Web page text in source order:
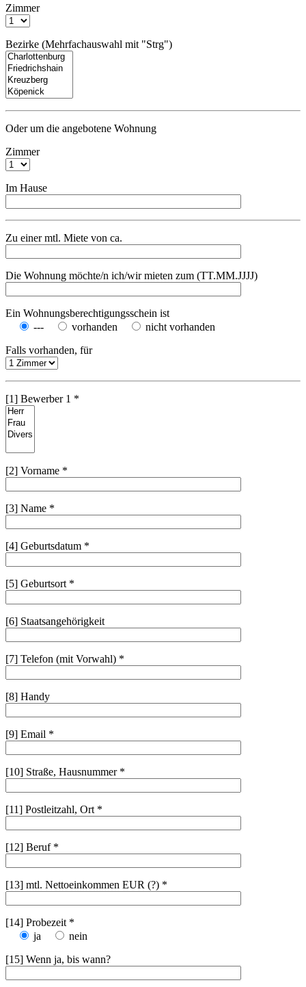
Zimmer
Bezirke (Mehrfachauswahl mit "Strg")
Oder um die angebotene Wohnung
Zimmer
Im Hause
Zu einer mtl. Miete von ca.
Die Wohnung möchte/n ich/wir mieten zum (TT.MM.JJJJ)
Ein Wohnungsberechtigungsschein ist
---
vorhanden
nicht vorhanden
Falls vorhanden, für
[1] Bewerber 1 *
[2] Vorname *
[3] Name *
[4] Geburtsdatum *
[5] Geburtsort *
[6] Staatsangehörigkeit
[7] Telefon (mit Vorwahl) *
[8] Handy
[9] Email *
[10] Straße, Hausnummer *
[11] Postleitzahl, Ort *
[12] Beruf *
[13] mtl. Nettoeinkommen EUR (?) *
[14] Probezeit *
ja
nein
[15] Wenn ja, bis wann?